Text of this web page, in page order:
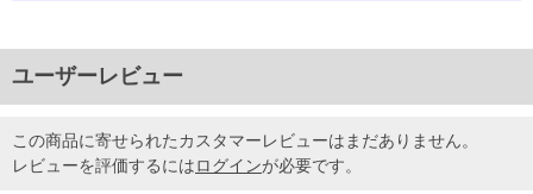
ユーザーレビュー
この商品に寄せられたカスタマーレビューはまだありません。
レビューを評価するにはログインが必要です。